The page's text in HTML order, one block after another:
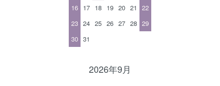
16 17 18 19 20 21
22
23 24 25 26 27 28 29
30 31
2026年9月